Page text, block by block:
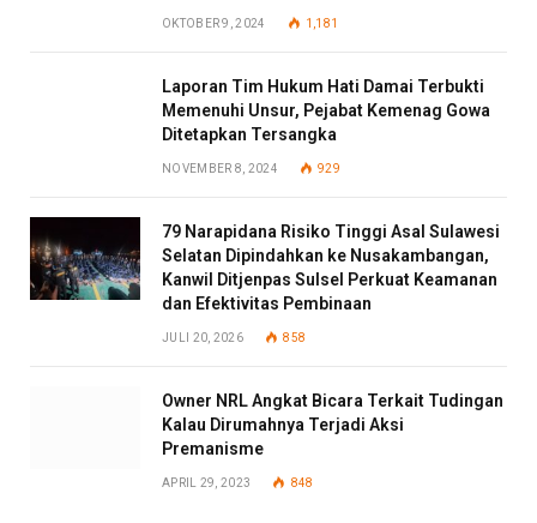
OKTOBER 9, 2024 1,181
Laporan Tim Hukum Hati Damai Terbukti
Memenuhi Unsur, Pejabat Kemenag Gowa
Ditetapkan Tersangka
NOVEMBER 8, 2024 929
79 Narapidana Risiko Tinggi Asal Sulawesi
Selatan Dipindahkan ke Nusakambangan,
Kanwil Ditjenpas Sulsel Perkuat Keamanan
dan Efektivitas Pembinaan
JULI 20, 2026 858
Owner NRL Angkat Bicara Terkait Tudingan
Kalau Dirumahnya Terjadi Aksi
Premanisme
APRIL 29, 2023 848